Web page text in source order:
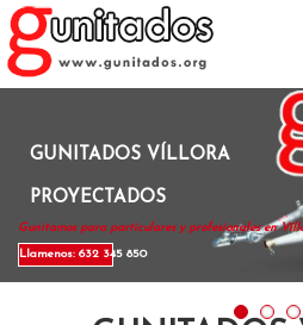
GUNITADOS VÍLLORA
PROYECTADOS
Gunitamos para particulares y profesionales en
Llamenos: 632 345 850